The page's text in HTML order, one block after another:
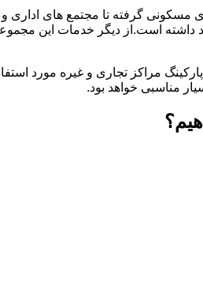
مسکونی گرفته تا مجتمع های اداری
داشته است.از دیگر خدمات این
مراکز تجاری و غیره مورد
مناسبی خواهد بود.